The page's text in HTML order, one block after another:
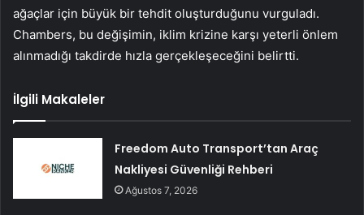
ağaçlar için büyük bir tehdit oluşturduğunu vurguladı.
Chambers, bu değişimin, iklim krizine karşı yeterli önlem
alınmadığı takdirde hızla gerçekleşeceğini belirtti.
İlgili Makaleler
Freedom Auto Transport’tan Araç
Nakliyesi Güvenliği Rehberi
Ağustos 7, 2026